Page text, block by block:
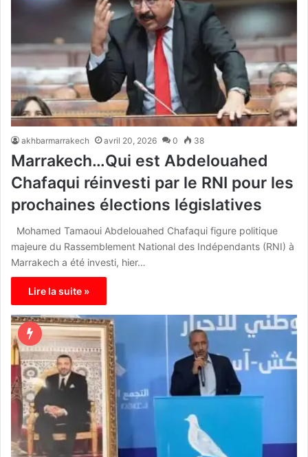
akhbarmarrakech avril 20, 2026 0 38
Marrakech…Qui est Abdelouahed
Chafaqui réinvesti par le RNI pour les
prochaines élections législatives
Mohamed Tamaoui Abdelouahed Chafaqui figure politique
majeure du Rassemblement National des Indépendants (RNI) à
Marrakech a été investi, hier…
Lire la suite »